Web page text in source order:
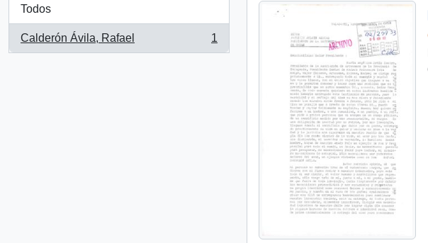
Todos
Calderón Ávila, Rafael
, 1 resultados
1